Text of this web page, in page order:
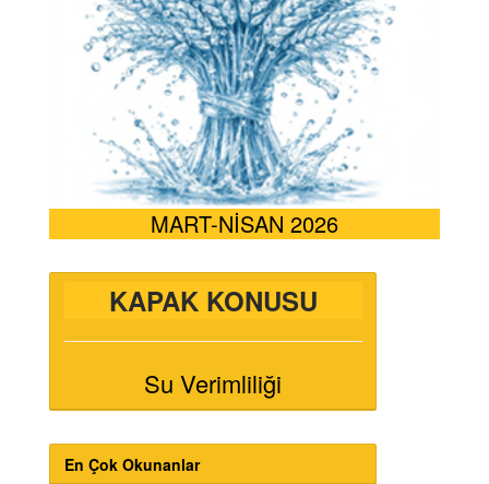
MART-NİSAN 2026
KAPAK KONUSU
Su Verimliliği
En Çok Okunanlar